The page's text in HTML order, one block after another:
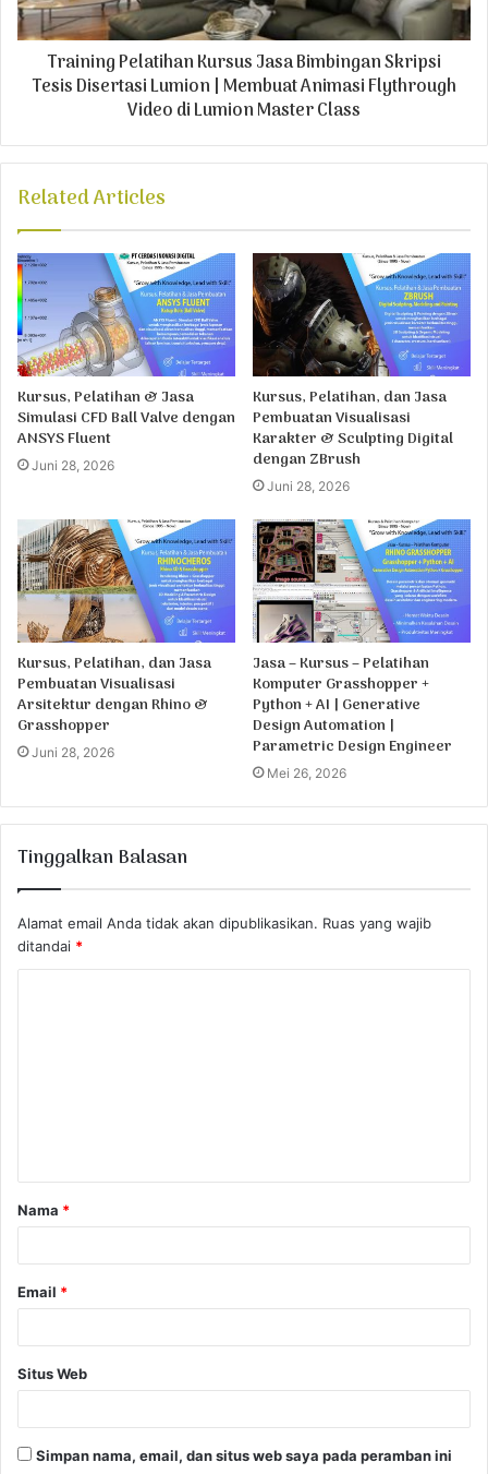
Training Pelatihan Kursus Jasa Bimbingan Skripsi
Tesis Disertasi Lumion | Membuat Animasi Flythrough
Video di Lumion Master Class
Related Articles
Kursus, Pelatihan & Jasa
Simulasi CFD Ball Valve dengan
ANSYS Fluent
Juni 28, 2026
Kursus, Pelatihan, dan Jasa
Pembuatan Visualisasi
Karakter & Sculpting Digital
dengan ZBrush
Juni 28, 2026
Kursus, Pelatihan, dan Jasa
Pembuatan Visualisasi
Arsitektur dengan Rhino &
Grasshopper
Juni 28, 2026
Jasa – Kursus – Pelatihan
Komputer Grasshopper +
Python + AI | Generative
Design Automation |
Parametric Design Engineer
Mei 26, 2026
Tinggalkan Balasan
Alamat email Anda tidak akan dipublikasikan. Ruas yang wajib
ditandai *
a
r
Nama *
Email *
Situs Web
Simpan nama, email, dan situs web saya pada peramban ini